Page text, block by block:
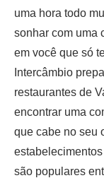
uma hora todo
sonhar com uma
em você que só
Intercâmbio
restaurantes de
encontrar uma
que cabe no seu
são populares